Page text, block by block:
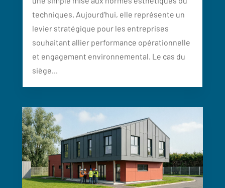
techniques. Aujourd'hui, elle représente un
levier stratégique pour les entreprises
souhaitant allier performance opérationnelle
et engagement environnemental. Le cas du
siège...